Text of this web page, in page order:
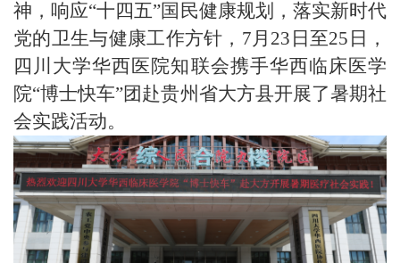
神，响应“十四五”国民健康规划，落实新时代
党的卫生与健康工作方针， 7月 23 日至25 日，
四川大学华西医院知联会携手华西临床医学
院“博士快车”团赴贵州省大方县开展了暑期社
会实践活动。